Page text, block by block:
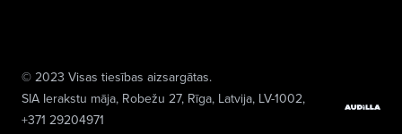
© 2023 Visas tiesības aizsargātas.
SIA Ierakstu māja, Robežu 27, Rīga, Latvija, LV-1002,
+371 29204971